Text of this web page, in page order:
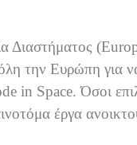
Διαστήματος
την Ευρώπη για
in Space. Όσοι
έργα